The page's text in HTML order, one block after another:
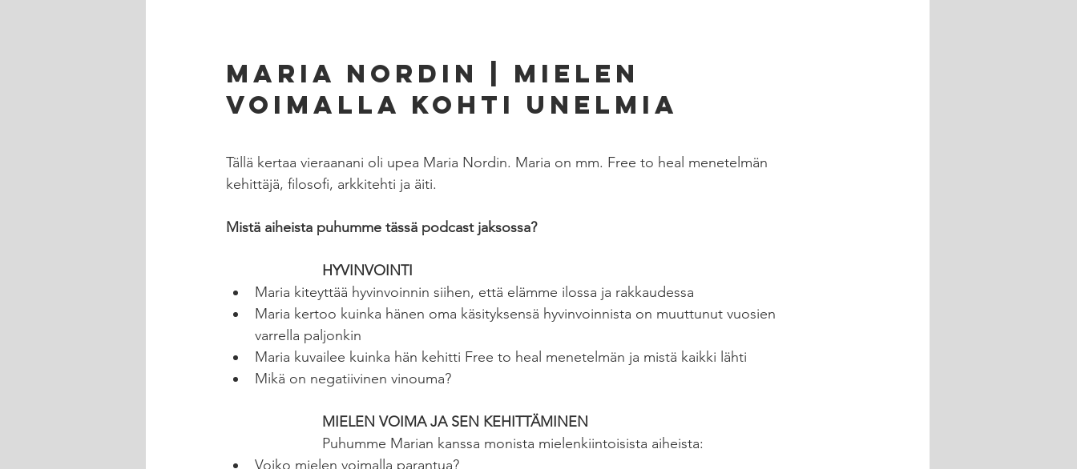
MARIA NORDIN | Mielen
voimalla Kohti Unelmia
Tällä kertaa vieraanani oli upea Maria Nordin. Maria on mm. Free to heal menetelmän
kehittäjä, filosofi, arkkitehti ja äiti.
Mistä aiheista puhumme tässä podcast jaksossa?
HYVINVOINTI
Maria kiteyttää hyvinvoinnin siihen, että elämme ilossa ja rakkaudessa
Maria kertoo kuinka hänen oma käsityksensä hyvinvoinnista on muuttunut vuosien
varrella paljonkin
Maria kuvailee kuinka hän kehitti Free to heal menetelmän ja mistä kaikki lähti
Mikä on negatiivinen vinouma?
MIELEN VOIMA JA SEN KEHITTÄMINEN
Puhumme Marian kanssa monista mielenkiintoisista aiheista:
Voiko mielen voimalla parantua?